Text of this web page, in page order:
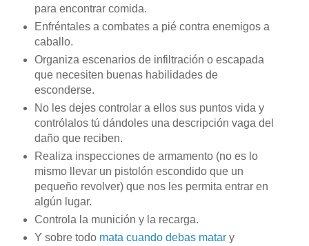
para encontrar comida.
Enfréntales a combates a pié contra enemigos a
caballo.
Organiza escenarios de infiltración o escapada
que necesiten buenas habilidades de
esconderse.
No les dejes controlar a ellos sus puntos vida y
contrólalos tú dándoles una descripción vaga del
daño que reciben.
Realiza inspecciones de armamento (no es lo
mismo llevar un pistolón escondido que un
pequeño revolver) que nos les permita entrar en
algún lugar.
Controla la munición y la recarga.
Y sobre todo mata cuando debas matary